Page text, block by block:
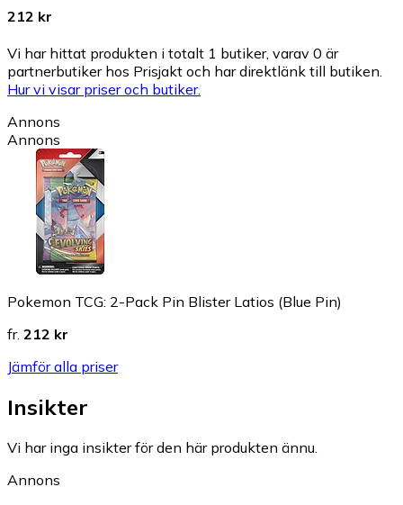
212 kr
Vi har hittat produkten i totalt 1 butiker, varav 0 är
partnerbutiker hos Prisjakt och har direktlänk till butiken.
Hur vi visar priser och butiker.
Annons
Annons
Pokemon TCG: 2-Pack Pin Blister Latios (Blue Pin)
fr. 212 kr
Jämför alla priser
Insikter
Vi har inga insikter för den här produkten ännu.
Annons